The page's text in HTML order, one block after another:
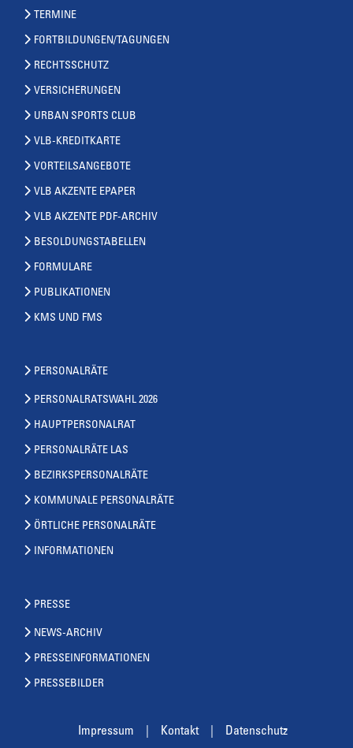
TERMINE
FORTBILDUNGEN/TAGUNGEN
RECHTSSCHUTZ
VERSICHERUNGEN
URBAN SPORTS CLUB
VLB-KREDITKARTE
VORTEILSANGEBOTE
VLB AKZENTE EPAPER
VLB AKZENTE PDF-ARCHIV
BESOLDUNGSTABELLEN
FORMULARE
PUBLIKATIONEN
KMS UND FMS
PERSONALRÄTE
PERSONALRATSWAHL 2026
HAUPTPERSONALRAT
PERSONALRÄTE LAS
BEZIRKSPERSONALRÄTE
KOMMUNALE PERSONALRÄTE
ÖRTLICHE PERSONALRÄTE
INFORMATIONEN
PRESSE
NEWS-ARCHIV
PRESSEINFORMATIONEN
PRESSEBILDER
Impressum Kontakt Datenschutz